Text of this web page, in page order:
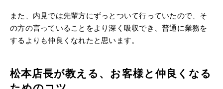
また、内見では先輩方にずっとついて行っていたので、そ
の方の言っていることをより深く吸収でき、普通に業務を
するよりも仲良くなれたと思います。
松本店長が教える、お客様と仲良くなる